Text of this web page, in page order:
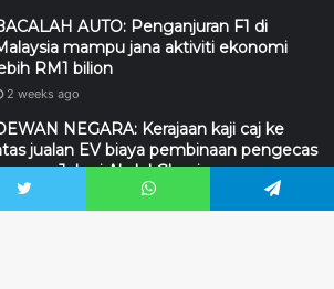
AUTO: Penganjuran F1 di
mampu jana aktiviti ekonomi
RM1 bilion
2 weeks ago
NEGARA: Kerajaan kaji caj ke
jualan EV biaya pembinaan pengecas
– Johari Abdul Ghani
4 days ago
WhatsApp Telegram